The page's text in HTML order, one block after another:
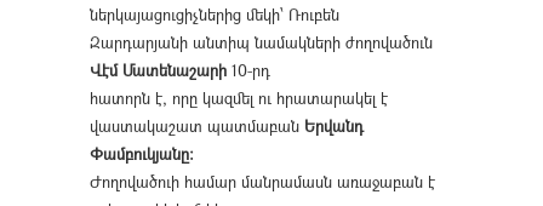
ներկայացուցիչներից մեկի՝ Ռուբեն
Զարդարյանի անտիպ նամակների ժողովածուն
Վէմ Մատենաշարի 10-րդ
հատորն է, որը կազմել ու հրատարակել է
վաստակաշատ պատմաբան Երվանդ
Փամբուկյանը։
Ժողովածուի համար մանրամասն առաջաբան է